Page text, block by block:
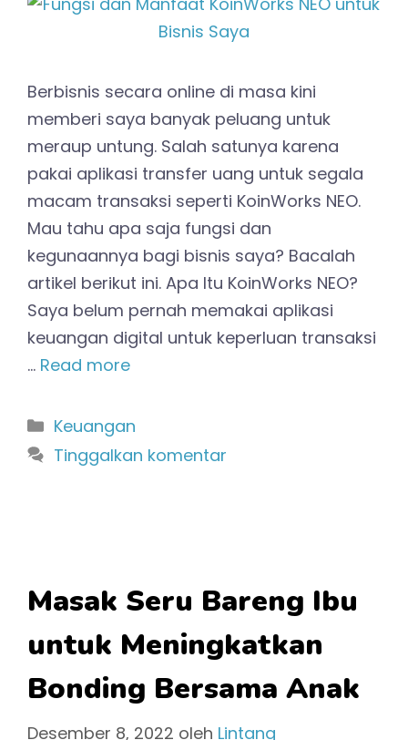
Berbisnis secara online di masa kini
memberi saya banyak peluang untuk
meraup untung. Salah satunya karena
pakai aplikasi transfer uang untuk segala
macam transaksi seperti KoinWorks NEO.
Mau tahu apa saja fungsi dan
kegunaannya bagi bisnis saya? Bacalah
artikel berikut ini. Apa Itu KoinWorks NEO?
Saya belum pernah memakai aplikasi
keuangan digital untuk keperluan transaksi
… Read more
Kategori
Keuangan
Tinggalkan komentar
Masak Seru Bareng Ibu
untuk Meningkatkan
Bonding Bersama Anak
Desember 8, 2022 oleh Lintang